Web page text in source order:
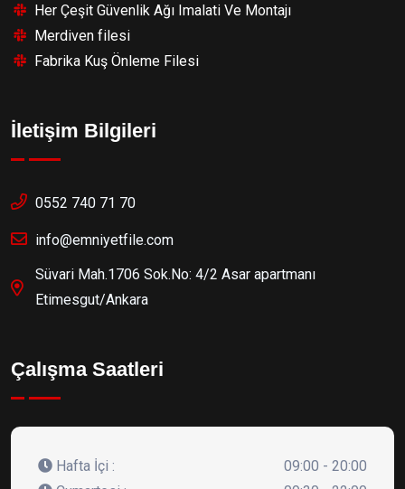
Her Çeşit Güvenlik Ağı Imalati Ve Montajı
Merdiven filesi
Fabrika Kuş Önleme Filesi
İletişim Bilgileri
0552 740 71 70
info@emniyetfile.com
Süvari Mah.1706 Sok.No: 4/2 Asar apartmanı
Etimesgut/Ankara
Çalışma Saatleri
Hafta İçi :
09:00 - 20:00